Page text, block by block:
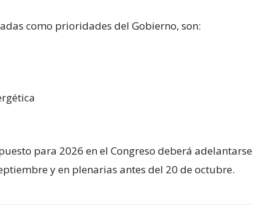
como prioridades del Gobierno, son:
para 2026 en el Congreso deberá adelantarse
y en plenarias antes del 20 de octubre.